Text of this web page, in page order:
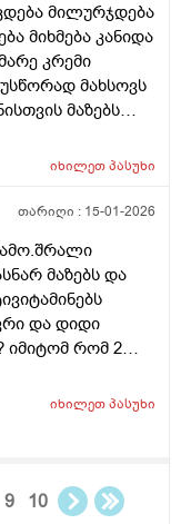
მილურჯდება
მიხმება კანიდა
კრემი
მახსოვს
მაზებს
ბანვის გარდა და
იხილეთპასუხი
თარიღი : 15-01-2026
მაზებს და
და დიდი
იმიტომ რომ 2
შემდეგ და არის
იხილეთპასუხი
9 10